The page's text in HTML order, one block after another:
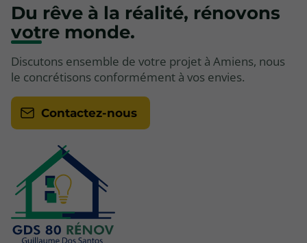
Du rêve à la réalité, rénovons
votre monde.
Discutons ensemble de votre projet à Amiens, nous
le concrétisons conformément à vos envies.
Contactez-nous